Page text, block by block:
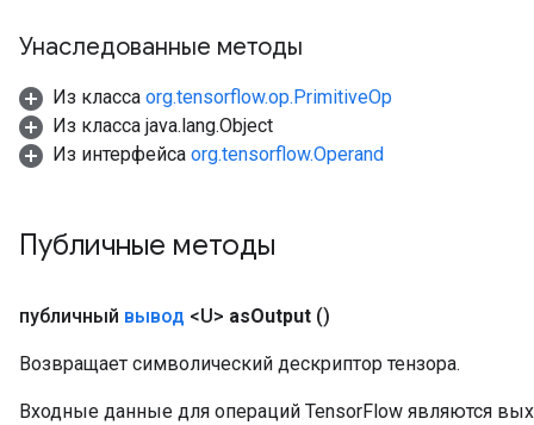
Унаследованные методы
Из класса org.tensorflow.op.PrimitiveOp
Из класса java.lang.Object
Из интерфейса org.tensorflow.Operand
Публичные методы
публичный вывод <U> asOutput ()
Возвращает символический дескриптор тензора.
Входные данные для операций TensorFlow являются